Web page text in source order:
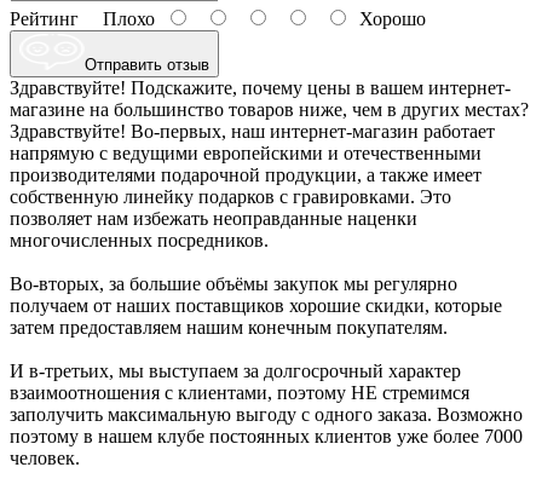
Рейтинг Плохо Хорошо
Отправить отзыв
Здравствуйте! Подскажите, почему цены в вашем интернет-
магазине на большинство товаров ниже, чем в других местах?
Здравствуйте! Во-первых, наш интернет-магазин работает
напрямую с ведущими европейскими и отечественными
производителями подарочной продукции, а также имеет
собственную линейку подарков с гравировками. Это
позволяет нам избежать неоправданные наценки
многочисленных посредников.
Во-вторых, за большие объёмы закупок мы регулярно
получаем от наших поставщиков хорошие скидки, которые
затем предоставляем нашим конечным покупателям.
И в-третьих, мы выступаем за долгосрочный характер
взаимоотношения с клиентами, поэтому НЕ стремимся
заполучить максимальную выгоду с одного заказа. Возможно
поэтому в нашем клубе постоянных клиентов уже более 7000
человек.